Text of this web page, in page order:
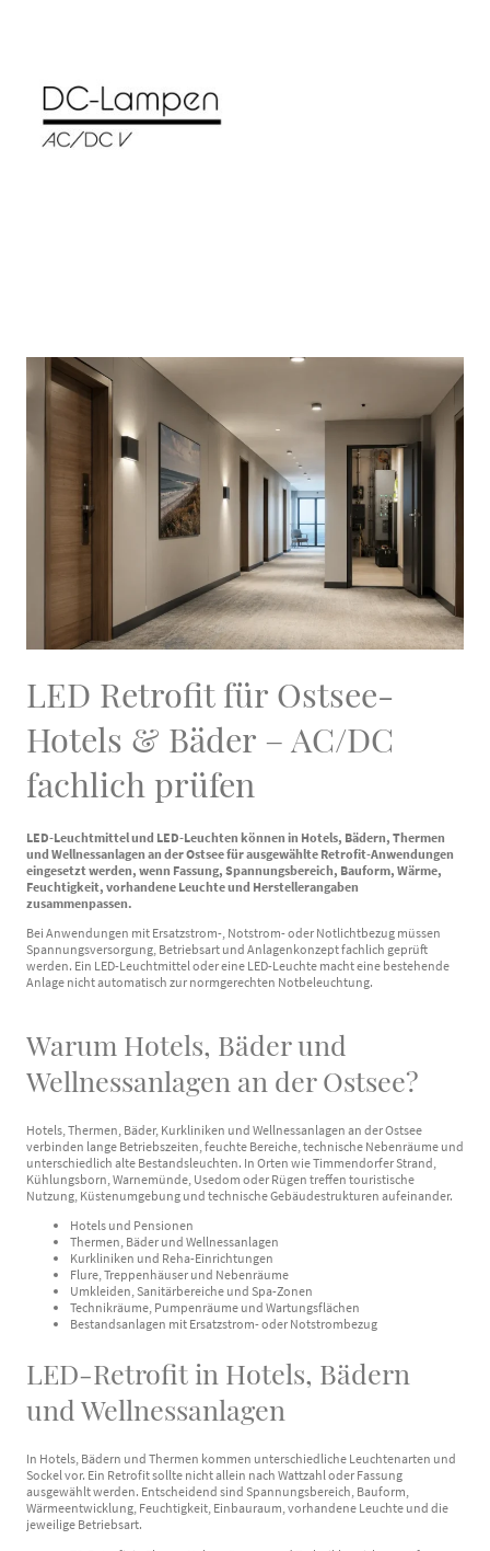
LED Retrofit für Ostsee-
Hotels & Bäder – AC/DC
fachlich prüfen
LED-Leuchtmittel und LED-Leuchten können in Hotels, Bädern, Thermen
und Wellnessanlagen an der Ostsee für ausgewählte Retrofit-Anwendungen
eingesetzt werden, wenn Fassung, Spannungsbereich, Bauform, Wärme,
Feuchtigkeit, vorhandene Leuchte und Herstellerangaben
zusammenpassen.
Bei Anwendungen mit Ersatzstrom-, Notstrom- oder Notlichtbezug müssen
Spannungsversorgung, Betriebsart und Anlagenkonzept fachlich geprüft
werden. Ein LED-Leuchtmittel oder eine LED-Leuchte macht eine bestehende
Anlage nicht automatisch zur normgerechten Notbeleuchtung.
Warum Hotels, Bäder und
Wellnessanlagen an der Ostsee?
Hotels, Thermen, Bäder, Kurkliniken und Wellnessanlagen an der Ostsee
verbinden lange Betriebszeiten, feuchte Bereiche, technische Nebenräume und
unterschiedlich alte Bestandsleuchten. In Orten wie Timmendorfer Strand,
Kühlungsborn, Warnemünde, Usedom oder Rügen treffen touristische
Nutzung, Küstenumgebung und technische Gebäudestrukturen aufeinander.
Hotels und Pensionen
Thermen, Bäder und Wellnessanlagen
Kurkliniken und Reha-Einrichtungen
Flure, Treppenhäuser und Nebenräume
Umkleiden, Sanitärbereiche und Spa-Zonen
Technikräume, Pumpenräume und Wartungsflächen
Bestandsanlagen mit Ersatzstrom- oder Notstrombezug
LED-Retrofit in Hotels, Bädern
und Wellnessanlagen
In Hotels, Bädern und Thermen kommen unterschiedliche Leuchtenarten und
Sockel vor. Ein Retrofit sollte nicht allein nach Wattzahl oder Fassung
ausgewählt werden. Entscheidend sind Spannungsbereich, Bauform,
Wärmeentwicklung, Feuchtigkeit, Einbauraum, vorhandene Leuchte und die
jeweilige Betriebsart.